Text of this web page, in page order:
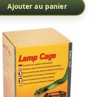
Ajouter au panier